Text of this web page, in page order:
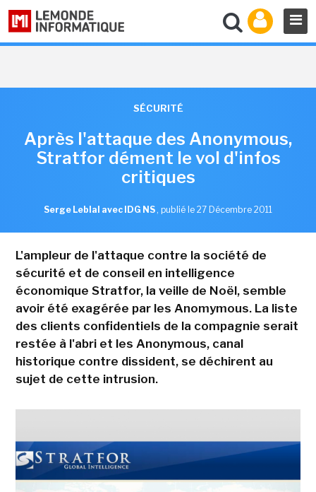
SÉCURITÉ
Après l'attaque des Anonymous,
Stratfor dément le vol d'infos
critiques
Serge Leblal avec IDG NS , publié le 27 Décembre 2011
L'ampleur de l'attaque contre la société de
sécurité et de conseil en intelligence
économique Stratfor, la veille de Noël, semble
avoir été exagérée par les Anomymous. La liste
des clients confidentiels de la compagnie serait
restée à l'abri et les Anonymous, canal
historique contre dissident, se déchirent au
sujet de cette intrusion.